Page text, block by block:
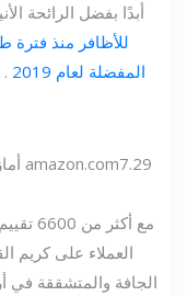
أبدًا بفضل الرائحة
للأظافر منذ فترة
المفضلة لعام 2019
amazon.com7.29
مع
العملاء على كريم
الجافة والمتشققة في